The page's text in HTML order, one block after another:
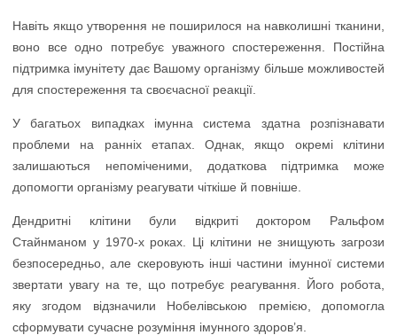
Навіть якщо утворення не поширилося на навколишні тканини,
воно все одно потребує уважного спостереження. Постійна
підтримка імунітету дає Вашому організму більше можливостей
для спостереження та своєчасної реакції.
У багатьох випадках імунна система здатна розпізнавати
проблеми на ранніх етапах. Однак, якщо окремі клітини
залишаються непоміченими, додаткова підтримка може
допомогти організму реагувати чіткіше й повніше.
Дендритні клітини були відкриті доктором Ральфом
Стайнманом у 1970-х роках. Ці клітини не знищують загрози
безпосередньо, але скеровують інші частини імунної системи
звертати увагу на те, що потребує реагування. Його робота,
яку згодом відзначили Нобелівською премією, допомогла
сформувати сучасне розуміння імунного здоров’я.